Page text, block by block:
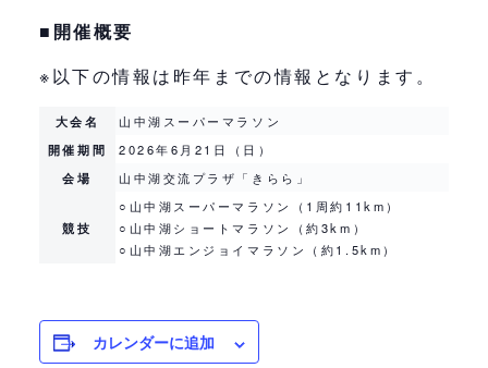
■開催概要
※以下の情報は昨年までの情報となります。
大会名
山中湖スーパーマラソン
開催期間
2026年6月21日（日）
会場
山中湖交流プラザ「きらら」
競技
○山中湖スーパーマラソン（1周約11km）
○ 山中湖ショートマラソン（約3km）
○ 山中湖エンジョイマラソン（約1.5km）
カレンダーに追加